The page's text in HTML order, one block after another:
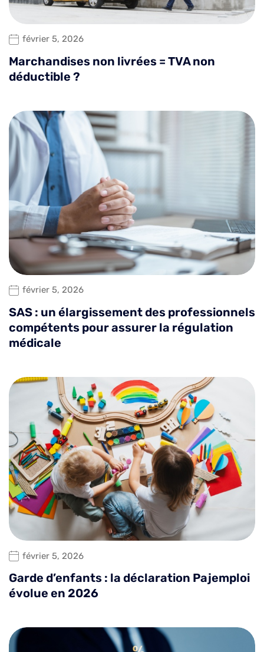
février 5, 2026
Marchandises non livrées = TVA non
déductible ?
février 5, 2026
SAS : un élargissement des professionnels
compétents pour assurer la régulation
médicale
février 5, 2026
Garde d’enfants : la déclaration Pajemploi
évolue en 2026